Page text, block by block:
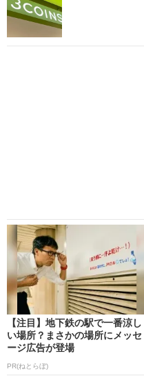
【注目】地下鉄の駅で一番涼し
い場所？まさかの場所にメッセ
ージ広告が登場
PR(ねとらぼ)